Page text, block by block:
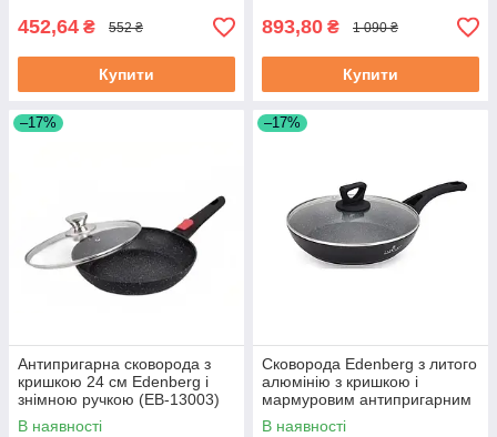
452,64 ₴ 552 ₴
Купити
893,80 ₴ 1 090 ₴
Купити
–17%
Антипригарна сковорода з
кришкою 24 см Edenberg і
знімною ручкою (EB-13003)
В наявності
–17%
Сковорода Edenberg з литого
алюмінію з кришкою і
мармуровим антипригарним
покриттям 22 см (EB-7453)
В наявності